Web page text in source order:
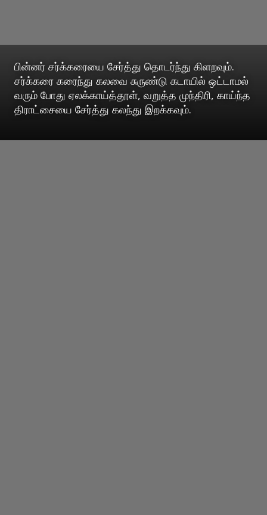
பின்னர் சர்க்கரையை சேர்த்து தொடர்ந்து கிளறவும்.
சர்க்கரை கரைந்து கலவை சுருண்டு கடாயில் ஒட்டாமல்
வரும் போது ஏலக்காய்த்தூள், வறுத்த முந்திரி, காய்ந்த
திராட்சையை சேர்த்து கலந்து இறக்கவும்.